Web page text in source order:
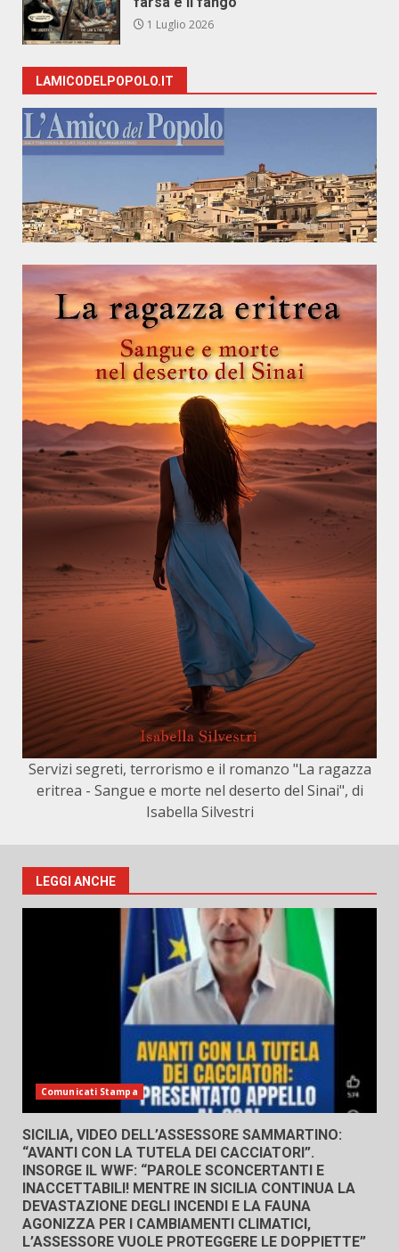
1 Luglio 2026
LAMICODELPOPOLO.IT
Servizi segreti, terrorismo e il romanzo "La ragazza
eritrea - Sangue e morte nel deserto del Sinai", di
Isabella Silvestri
LEGGI ANCHE
Comunicati Stampa
SICILIA, VIDEO DELL’ASSESSORE SAMMARTINO:
“AVANTI CON LA TUTELA DEI CACCIATORI”.
INSORGE IL WWF: “PAROLE SCONCERTANTI E
INACCETTABILI! MENTRE IN SICILIA CONTINUA LA
DEVASTAZIONE DEGLI INCENDI E LA FAUNA
AGONIZZA PER I CAMBIAMENTI CLIMATICI,
L’ASSESSORE VUOLE PROTEGGERE LE DOPPIETTE”